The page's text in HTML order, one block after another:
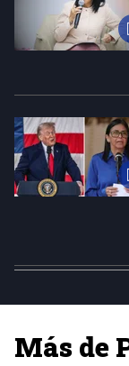
Más de